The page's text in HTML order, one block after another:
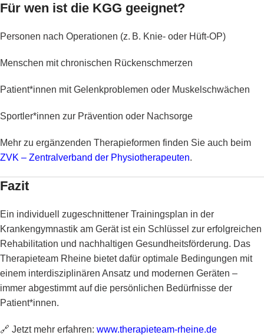
Für wen ist die KGG geeignet?
Personen nach Operationen (z. B. Knie- oder Hüft-OP)
Menschen mit chronischen Rückenschmerzen
Patient*innen mit Gelenkproblemen oder Muskelschwächen
Sportler*innen zur Prävention oder Nachsorge
Mehr zu ergänzenden Therapieformen finden Sie auch beim
ZVK – Zentralverband der Physiotherapeuten.
Fazit
Ein individuell zugeschnittener Trainingsplan in der
Krankengymnastik am Gerät ist ein Schlüssel zur erfolgreichen
Rehabilitation und nachhaltigen Gesundheitsförderung. Das
Therapieteam Rheine bietet dafür optimale Bedingungen mit
einem interdisziplinären Ansatz und modernen Geräten –
immer abgestimmt auf die persönlichen Bedürfnisse der
Patient*innen.
🔗 Jetzt mehr erfahren: www.therapieteam-rheine.de